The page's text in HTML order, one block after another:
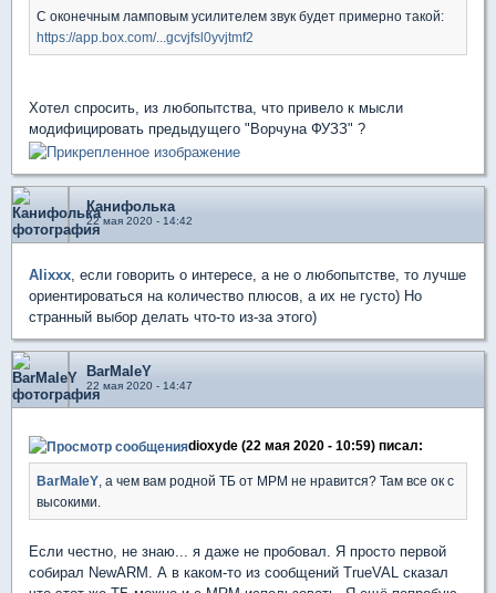
С оконечным ламповым усилителем звук будет примерно такой:
https://app.box.com/...gcvjfsl0yvjtmf2
Хотел спросить, из любопытства, что привело к мысли
модифицировать предыдущего "Ворчуна ФУЗЗ" ?
Канифолька
22 мая 2020 - 14:42
Alixxx , если говорить о интересе, а не о любопытстве, то лучше
ориентироваться на количество плюсов, а их не густо) Но
странный выбор делать что-то из-за этого)
BarMaleY
22 мая 2020 - 14:47
dioxyde (22 мая 2020 - 10:59) писал:
BarMaleY , а чем вам родной ТБ от МРМ не нравится? Там все ок с
высокими.
Если честно, не знаю... я даже не пробовал. Я просто первой
собирал NewARM. А в каком-то из сообщений TrueVAL сказал